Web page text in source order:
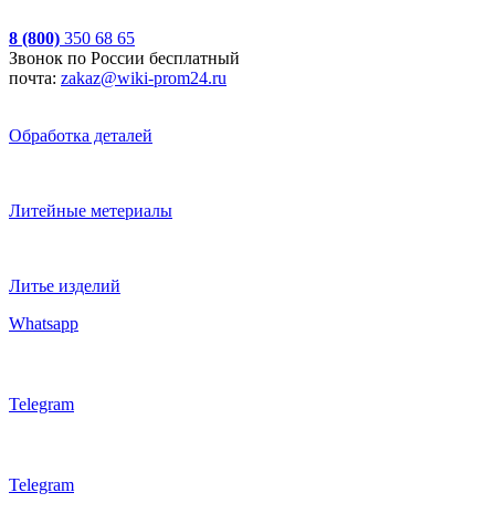
8 (800) 350 68 65
Звонок по России бесплатный
почта: zakaz@wiki-prom24.ru
Обработка деталей
Литейные метериалы
Литье изделий
Whatsapp
Telegram
Telegram